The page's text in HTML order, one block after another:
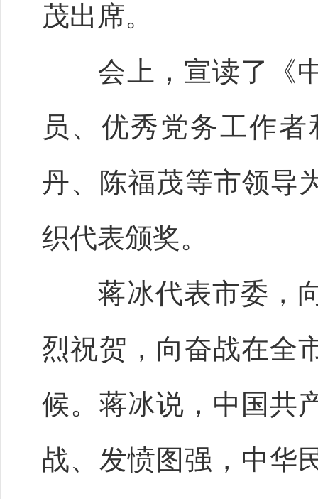
茂出席。
会上，宣读了《中
员、优秀党务工作
丹、陈福茂等市领导
织代表颁奖。
蒋冰代表市委，向
烈祝贺，向奋战在全
候。蒋冰说，中国共
战、发愤图强，中华